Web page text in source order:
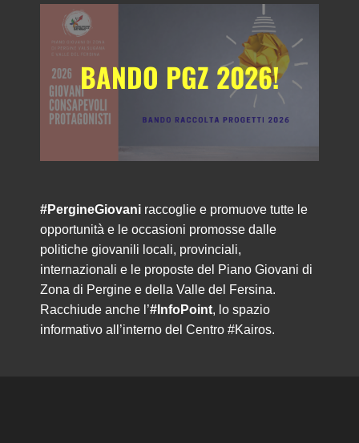
BANDO PGZ 2026!
#PergineGiovani raccoglie e promuove tutte le
opportunità e le occasioni promosse dalle
politiche giovanili locali, provinciali,
internazionali e le proposte del Piano Giovani di
Zona di Pergine e della Valle del Fersina.
Racchiude anche l’#InfoPoint, lo spazio
informativo all’interno del Centro #Kairos.